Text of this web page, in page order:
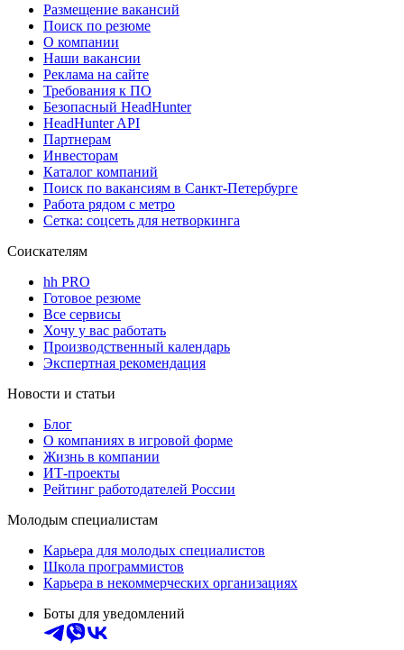
Размещение вакансий
Поиск по резюме
О компании
Наши вакансии
Реклама на сайте
Требования к ПО
Безопасный HeadHunter
HeadHunter API
Партнерам
Инвесторам
Каталог компаний
Поиск по вакансиям в Санкт-Петербурге
Работа рядом с метро
Сетка: соцсеть для нетворкинга
Соискателям
hh PRO
Готовое резюме
Все сервисы
Хочу у вас работать
Производственный календарь
Экспертная рекомендация
Новости и статьи
Блог
О компаниях в игровой форме
Жизнь в компании
ИТ-проекты
Рейтинг работодателей России
Молодым специалистам
Карьера для молодых специалистов
Школа программистов
Карьера в некоммерческих организациях
Боты для уведомлений